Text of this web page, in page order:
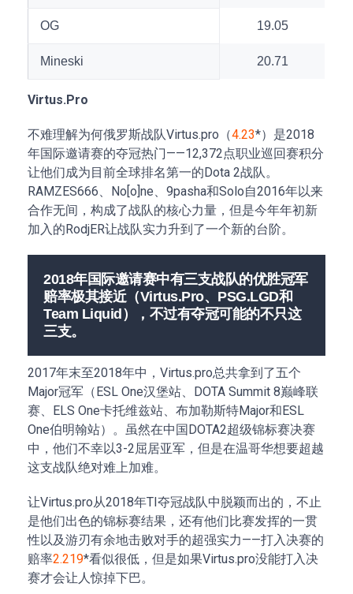
OG 19.05
Mineski 20.71
Virtus.Pro
不难理解为何俄罗斯战队Virtus.pro（4.23*）是2018
年国际邀请赛的夺冠热门——12,372点职业巡回赛积分
让他们成为目前全球排名第一的Dota 2战队。
RAMZES666、No[o]ne、9pasha和Solo自2016年以来
合作无间，构成了战队的核心力量，但是今年年初新
加入的RodjER让战队实力升到了一个新的台阶。
2018年国际邀请赛中有三支战队的优胜冠军
赔率极其接近（Virtus.Pro、PSG.LGD和
Team Liquid），不过有夺冠可能的不只这
三支。
2017年末至2018年中，Virtus.pro总共拿到了五个
Major冠军（ESL One汉堡站、DOTA Summit 8巅峰联
赛、ELS One卡托维兹站、布加勒斯特Major和ESL
One伯明翰站）。虽然在中国DOTA2超级锦标赛决赛
中，他们不幸以3-2屈居亚军，但是在温哥华想要超越
这支战队绝对难上加难。
让Virtus.pro从2018年TI夺冠战队中脱颖而出的，不止
是他们出色的锦标赛结果，还有他们比赛发挥的一贯
性以及游刃有余地击败对手的超强实力——打入决赛的
赔率2.219*看似很低，但是如果Virtus.pro没能打入决
赛才会让人惊掉下巴。